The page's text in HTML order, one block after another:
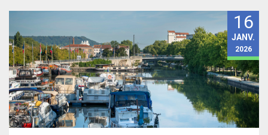
16
JANV.
2026